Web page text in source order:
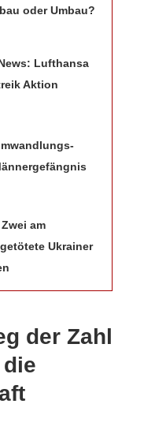
oder Umbau?
Lufthansa
Aktion
am
Ukrainer
der Zahl